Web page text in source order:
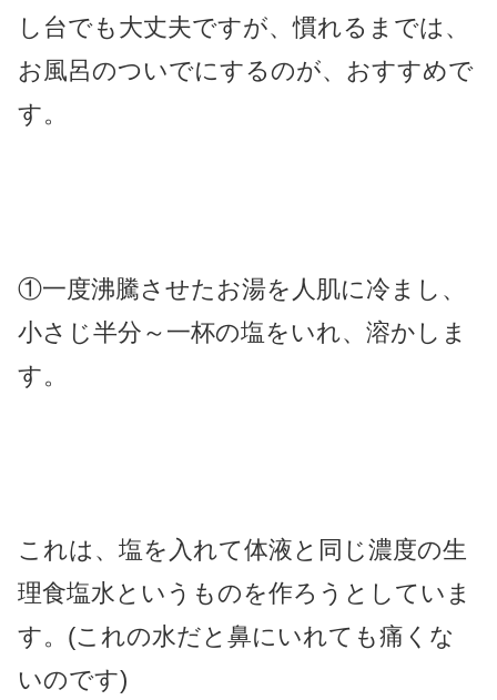
し台でも大丈夫ですが、慣れるまでは、
お風呂のついでにするのが、おすすめで
す。
①一度沸騰させたお湯を人肌に冷まし、
小さじ半分～一杯の塩をいれ、溶かしま
す。
これは、塩を入れて体液と同じ濃度の生
理食塩水というものを作ろうとしていま
す。(これの水だと鼻にいれても痛くな
いのです)